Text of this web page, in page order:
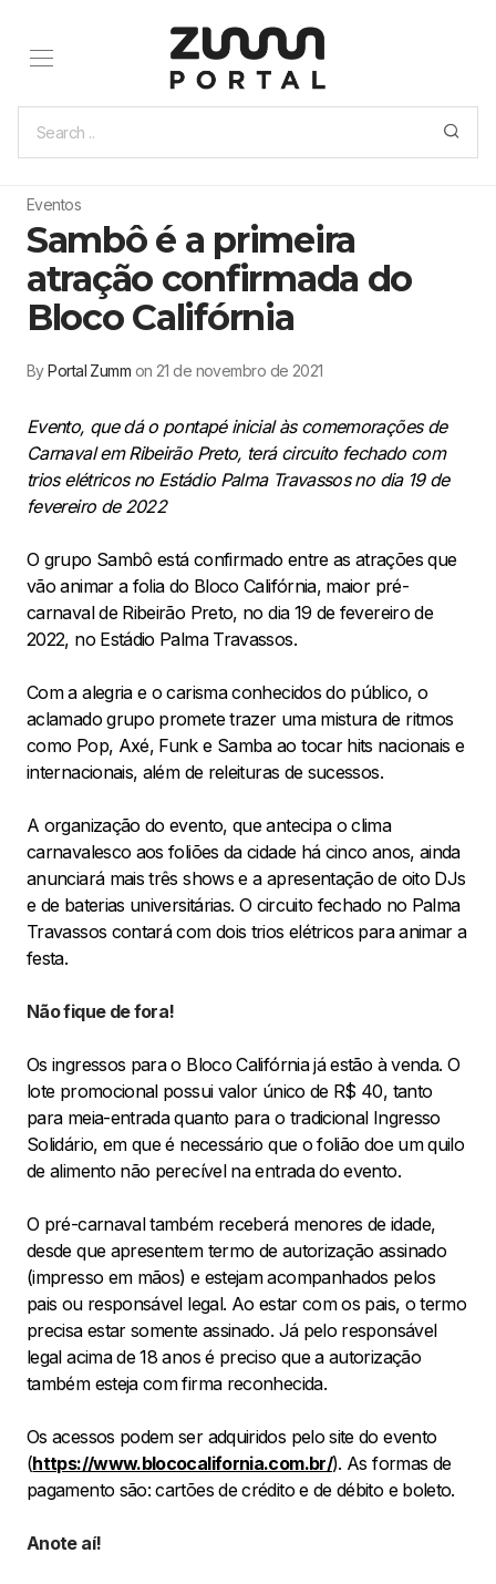
Eventos
Sambô é a primeira
atração confirmada do
Bloco Califórnia
ByPortal Zumm on 21 de novembro de 2021
Evento, que dá o pontapé inicial às comemorações de
Carnaval em Ribeirão Preto, terá circuito fechado com
trios elétricos no Estádio Palma Travassos no dia 19 de
fevereiro de 2022
O grupo Sambô está confirmado entre as atrações que
vão animar a folia do Bloco Califórnia, maior pré-
carnaval de Ribeirão Preto, no dia 19 de fevereiro de
2022, no Estádio Palma Travassos.
Com a alegria e o carisma conhecidos do público, o
aclamado grupo promete trazer uma mistura de ritmos
como Pop, Axé, Funk e Samba ao tocar hits nacionais e
internacionais, além de releituras de sucessos.
A organização do evento, que antecipa o clima
carnavalesco aos foliões da cidade há cinco anos, ainda
anunciará mais três shows e a apresentação de oito DJs
e de baterias universitárias. O circuito fechado no Palma
Travassos contará com dois trios elétricos para animar a
festa.
Não fique de fora!
Os ingressos para o Bloco Califórnia já estão à venda. O
lote promocional possui valor único de R$ 40, tanto
para meia-entrada quanto para o tradicional Ingresso
Solidário, em que é necessário que o folião doe um quilo
de alimento não perecível na entrada do evento.
O pré-carnaval também receberá menores de idade,
desde que apresentem termo de autorização assinado
(impresso em mãos) e estejam acompanhados pelos
pais ou responsável legal. Ao estar com os pais, o termo
precisa estar somente assinado. Já pelo responsável
legal acima de 18 anos é preciso que a autorização
também esteja com firma reconhecida.
Os acessos podem ser adquiridos pelo site do evento
(https://www.blococalifornia.com.br/). As formas de
pagamento são: cartões de crédito e de débito e boleto.
Anote aí!